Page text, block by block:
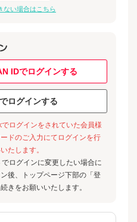
ない場合はこちら
IDでログインする
ログインする
ログインをされていた会員様
ドのご入力にてログインを行
たします。
ログインに変更したい場合に
後、トップページ下部の「登
きをお願いいたします。